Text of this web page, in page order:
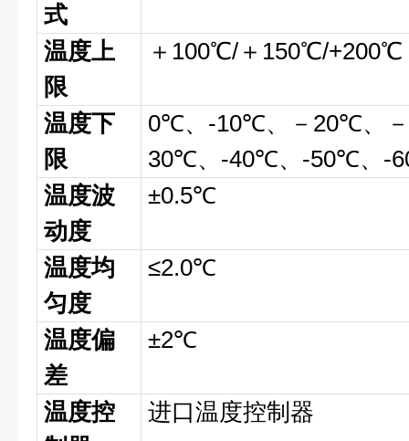
式
温度上
限
＋100℃/＋150℃/+200℃
温度下
限
0℃、-10℃、－20℃、
30℃、-40℃、-50℃、-
温度波
动度
±0.5℃
温度均
匀度
≤2.0℃
温度偏
差
±2℃
温度控
进口温度控制器